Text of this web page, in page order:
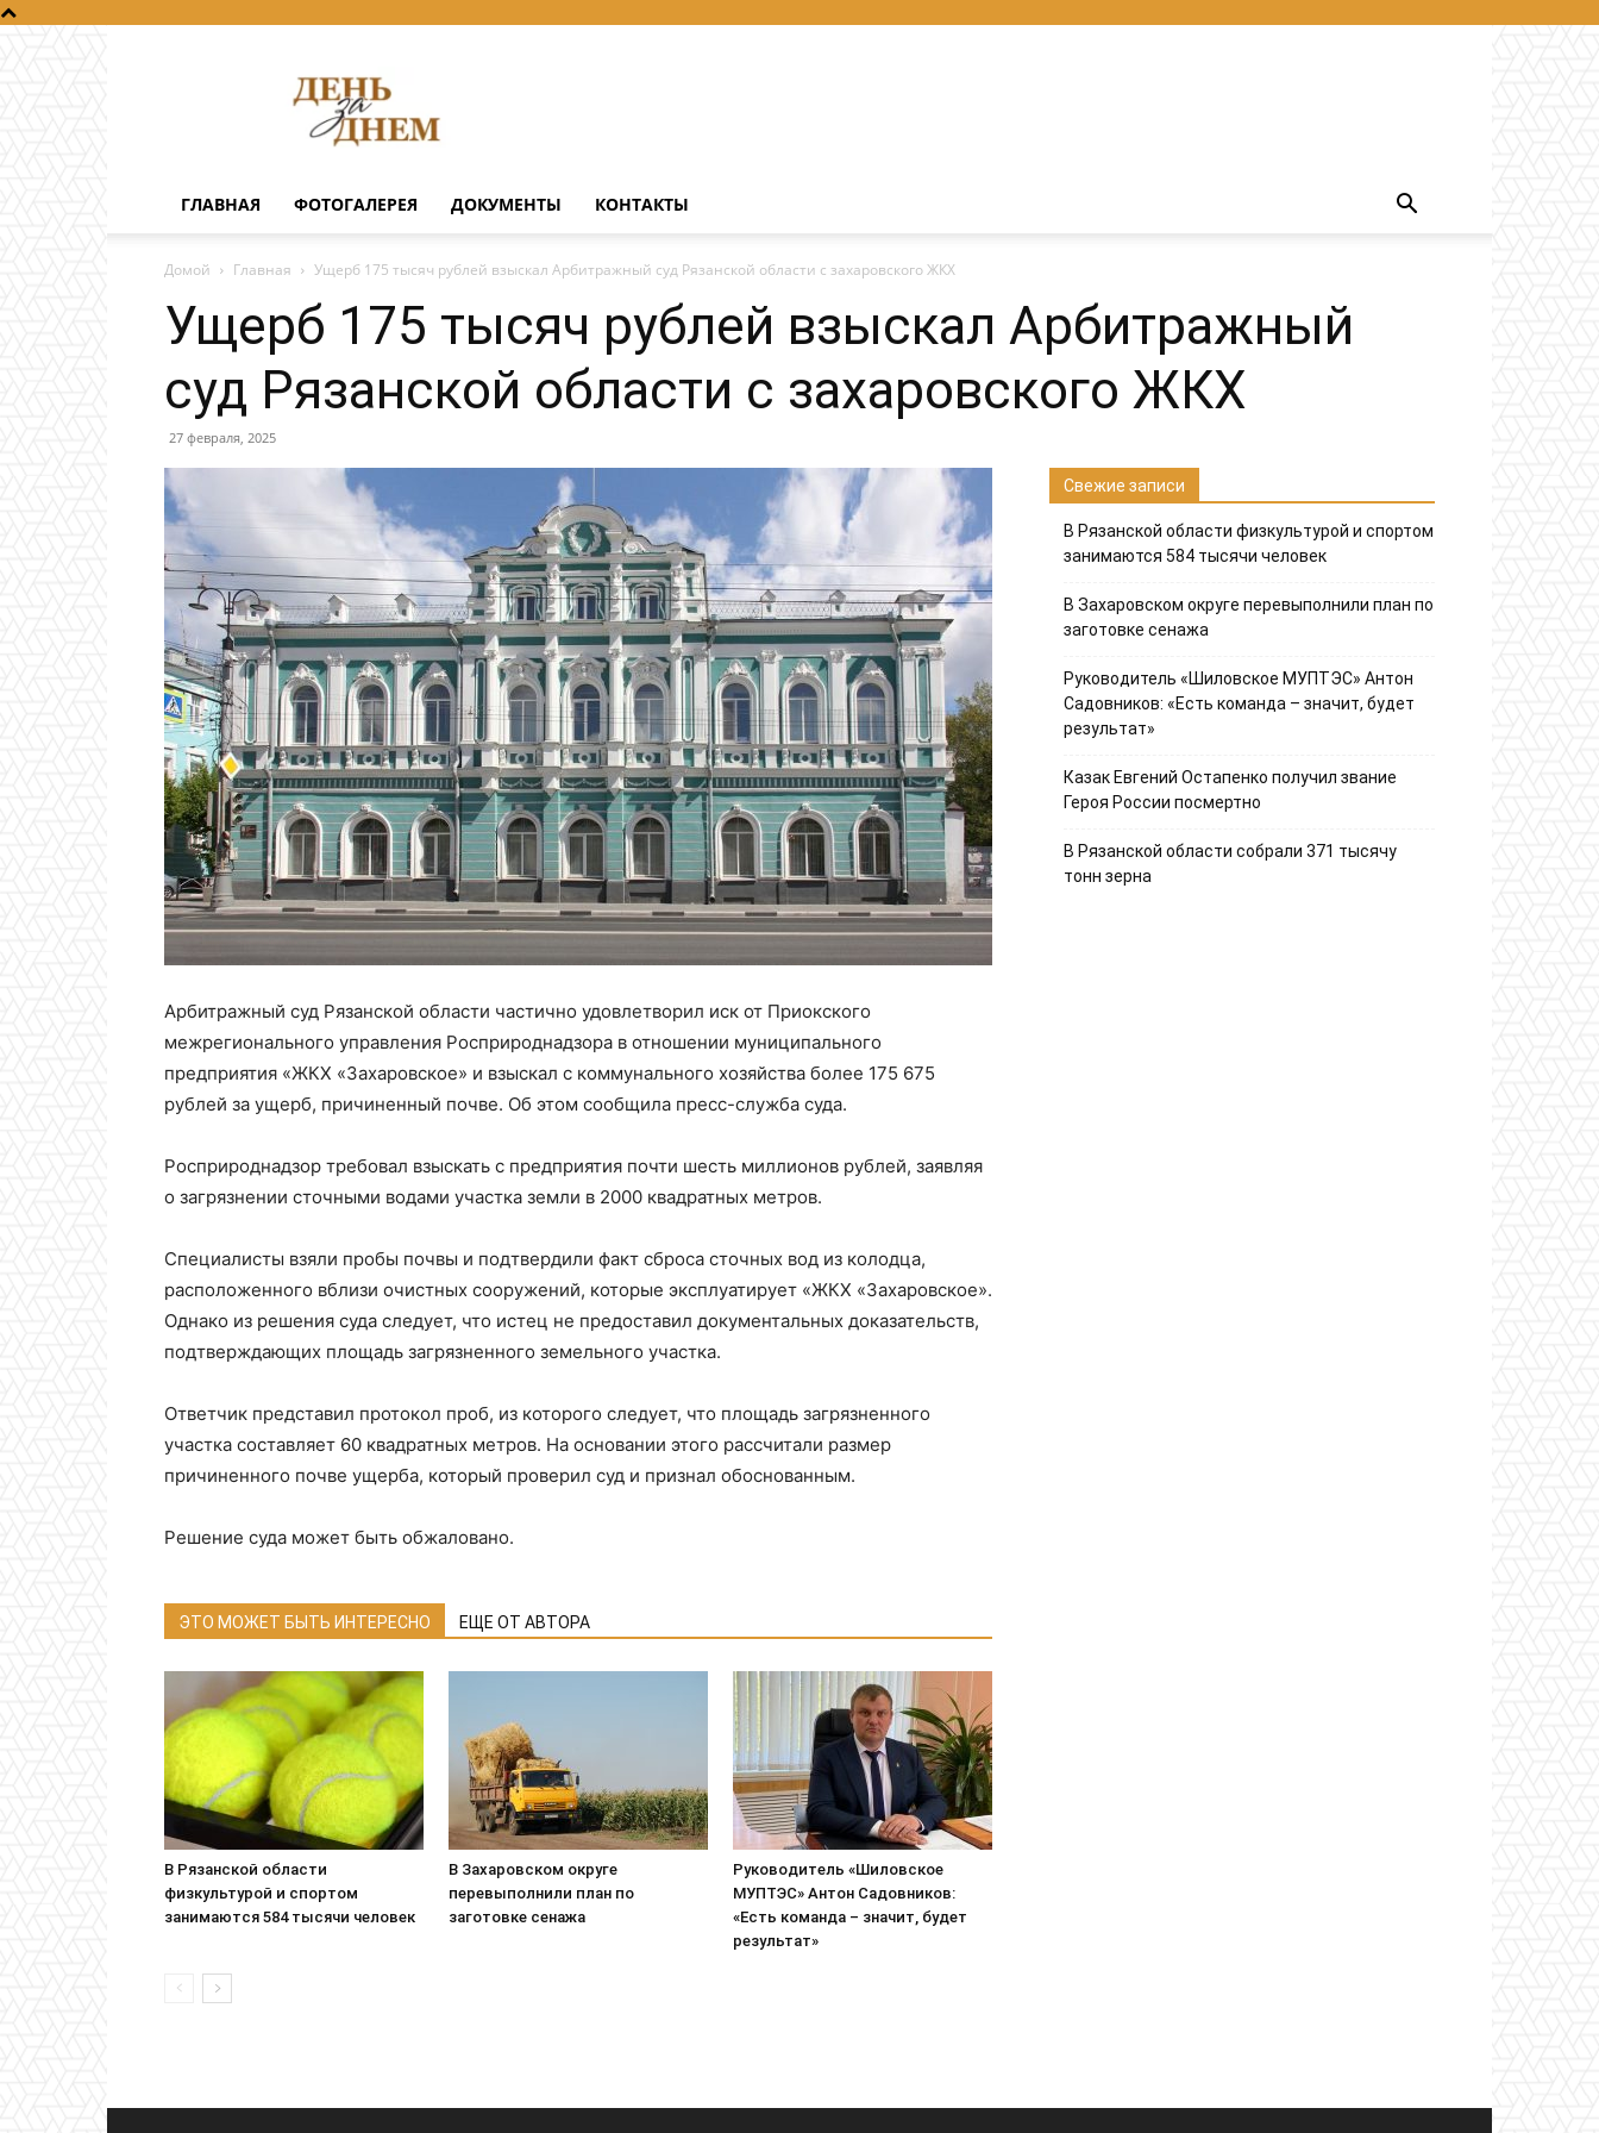
за
днем
ГЛАВНАЯ ФОТОГАЛЕРЕЯ ДОКУМЕНТЫ КОНТАКТЫ
Домой Главная Ущерб 175 тысяч рублей взыскал Арбитражный суд Рязанской области с захаровского ЖКХ
Ущерб 175 тысяч рублей взыскал Арбитражный
суд Рязанской области с захаровского ЖКХ
27 февраля, 2025
Арбитражный суд Рязанской области частично удовлетворил иск от Приокского
межрегионального управления Росприроднадзора в отношении муниципального
предприятия «ЖКХ «Захаровское» и взыскал с коммунального хозяйства более 175 675
рублей за ущерб, причиненный почве. Об этом сообщила пресс-служба суда.
Росприроднадзор требовал взыскать с предприятия почти шесть миллионов рублей, заявляя
о загрязнении сточными водами участка земли в 2000 квадратных метров.
Специалисты взяли пробы почвы и подтвердили факт сброса сточных вод из колодца,
расположенного вблизи очистных сооружений, которые эксплуатирует «ЖКХ «Захаровское».
Однако из решения суда следует, что истец не предоставил документальных доказательств,
подтверждающих площадь загрязненного земельного участка.
Ответчик представил протокол проб, из которого следует, что площадь загрязненного
участка составляет 60 квадратных метров. На основании этого рассчитали размер
причиненного почве ущерба, который проверил суд и признал обоснованным.
Решение суда может быть обжаловано.
ЭТО МОЖЕТ БЫТЬ ИНТЕРЕСНО ЕЩЕ ОТ АВТОРА
В Рязанской области
физкультурой и спортом
занимаются 584 тысячи человек
В Захаровском округе
перевыполнили план по
заготовке сенажа
Руководитель «Шиловское
МУПТЭС» Антон Садовников:
«Есть команда – значит, будет
результат»
Свежие записи
В Рязанской области физкультурой и спортом
занимаются 584 тысячи человек
В Захаровском округе перевыполнили план по
заготовке сенажа
Руководитель «Шиловское МУПТЭС» Антон
Садовников: «Есть команда – значит, будет
результат»
Казак Евгений Остапенко получил звание
Героя России посмертно
В Рязанской области собрали 371 тысячу
тонн зерна